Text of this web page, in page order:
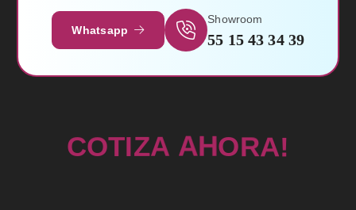
Whatsapp
Showroom
55 15 43 34 39
COTIZA AHORA!